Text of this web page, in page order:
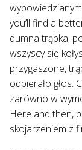
you’ll find a
dumna trąbka,
wszyscy się
przygaszone,
odbierało głos.
zarówno w
Here and then,
skojarzeniem z